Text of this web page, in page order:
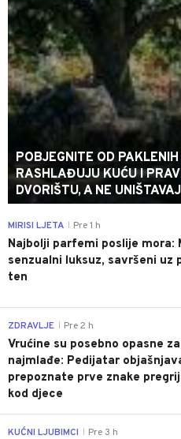
POBJEGNITE OD
RASHLAĐUJU KUĆU I
DVORIŠTU, A NE
MIRISI LJETA Pre 1 h
Najbolji parfemi poslije mora:
senzualni luksuz, savršeni uz
ten
ZDRAVLJE Pre 2 h
Vrućine su posebno opasne za
najmlađe: Pedijatar
prepoznate prve znake
kod djece
KUĆNI LJUBIMCI Pre 3 h